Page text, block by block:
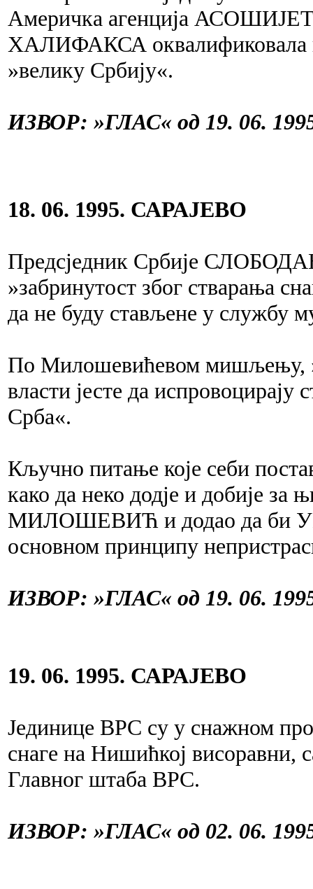
Америчка агенција
ХАЛИФАКСА оквалификовала
»велику Србију«.
ИЗВОР: »ГЛАС« од 19. 06.
18. 06. 1995. САРАЈЕВО
Предсједник Србије
»забринутост због стварања
да не буду стављене у службу
По Милошевићевом мишљењу,
власти јесте да испровоцирају
Срба«.
Кључно питање које себи
како да неко додје и добије за
МИЛОШЕВИЋ и додао да би УН
основном принципу
ИЗВОР: »ГЛАС« од 19. 06.
19. 06. 1995. САРАЈЕВО
Јединице ВРС су у снажном
снаге на Нишићкој висоравни,
Главног штаба ВРС.
ИЗВОР: »ГЛАС« од 02. 06.